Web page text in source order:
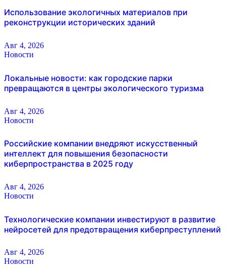
Использование экологичных материалов при
реконструкции исторических зданий
Авг 4, 2026
Новости
Локальные новости: как городские парки
превращаются в центры экологического туризма
Авг 4, 2026
Новости
Российские компании внедряют искусственный
интеллект для повышения безопасности
киберпространства в 2025 году
Авг 4, 2026
Новости
Технологические компании инвестируют в развитие
нейросетей для предотвращения киберпреступлений
Авг 4, 2026
Новости